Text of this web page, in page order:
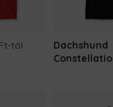
-tól
Dachshund